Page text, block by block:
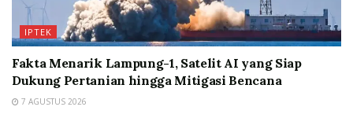
IPTEK
Fakta Menarik Lampung-1, Satelit AI yang Siap
Dukung Pertanian hingga Mitigasi Bencana
7 AGUSTUS 2026